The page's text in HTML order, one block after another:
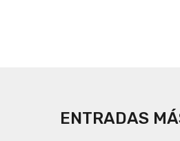
ENTRADAS